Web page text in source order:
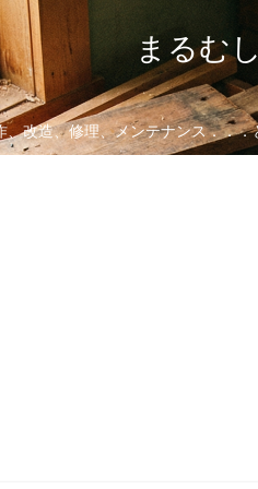
まるむ
、改造、修理、メンテナンス．．